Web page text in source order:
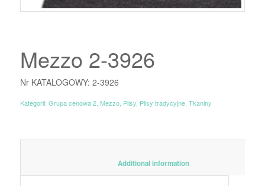
Mezzo 2-3926
Nr KATALOGOWY: 2-3926
Kategorii: Grupa cenowa 2, Mezzo, Plisy, Plisy tradycyjne, Tkaniny
						Additional information